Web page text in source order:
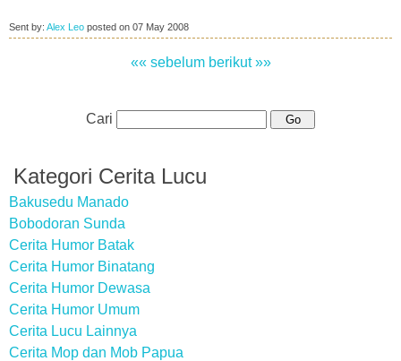
Sent by: Alex Leo posted on 07 May 2008
«« sebelum berikut »»
Cari
Kategori Cerita Lucu
Bakusedu Manado
Bobodoran Sunda
Cerita Humor Batak
Cerita Humor Binatang
Cerita Humor Dewasa
Cerita Humor Umum
Cerita Lucu Lainnya
Cerita Mop dan Mob Papua